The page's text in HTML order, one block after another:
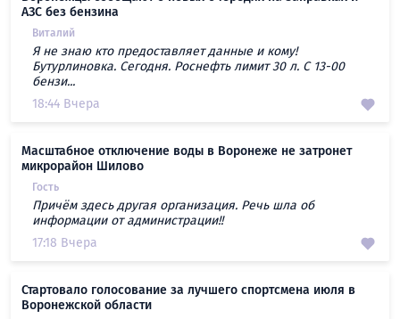
АЗС без бензина
Виталий
Я не знаю кто предоставляет данные и кому!
Бутурлиновка. Сегодня. Роснефть лимит 30 л. С 13-00
бензи...
18:44 Вчера
Масштабное отключение воды в Воронеже не затронет
микрорайон Шилово
Гость
Причём здесь другая организация. Речь шла об
информации от администрации!!
17:18 Вчера
Стартовало голосование за лучшего спортсмена июля в
Воронежской области